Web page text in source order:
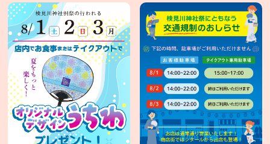
権
等
輸
入
卸
売
事